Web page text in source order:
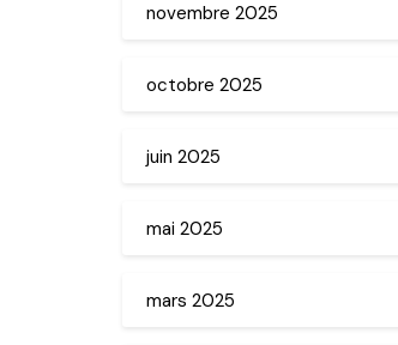
novembre 2025
octobre 2025
juin 2025
mai 2025
mars 2025